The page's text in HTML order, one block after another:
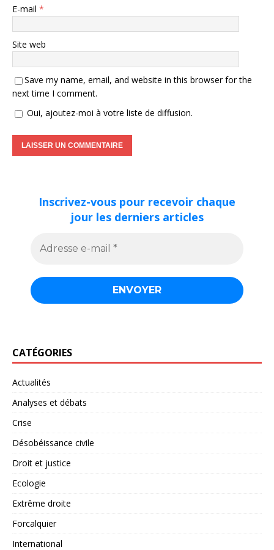
E-mail *
Site web
Save my name, email, and website in this browser for the
next time I comment.
Oui, ajoutez-moi à votre liste de diffusion.
Inscrivez-vous pour recevoir chaque
jour les derniers articles
CATÉGORIES
Actualités
Analyses et débats
Crise
Désobéissance civile
Droit et justice
Ecologie
Extrême droite
Forcalquier
International